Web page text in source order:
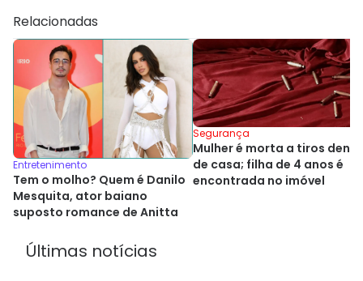
Relacionadas
Entretenimento
Tem o molho? Quem é Danilo
Mesquita, ator baiano
suposto romance de Anitta
Segurança
Mulher é morta a tiros
de casa; filha de 4 anos é
encontrada no imóvel
Últimas notícias